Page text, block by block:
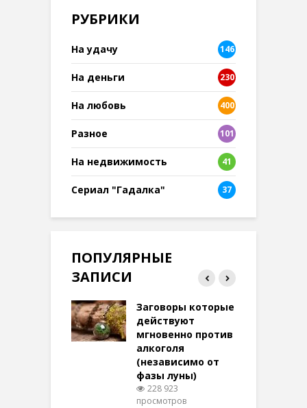
РУБРИКИ
На удачу 146
На деньги 230
На любовь 400
Разное
101
8
На недвижимость 41
Сериал "Гадалка" 37
ПОПУЛЯРНЫЕ
ЗАПИСИ
Заговоры которые
действуют
мгновенно против
алкоголя
(независимо от
фазы луны)
228 923
просмотров